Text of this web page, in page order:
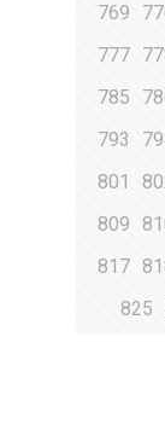
769
777
785
793
801
809
817
825